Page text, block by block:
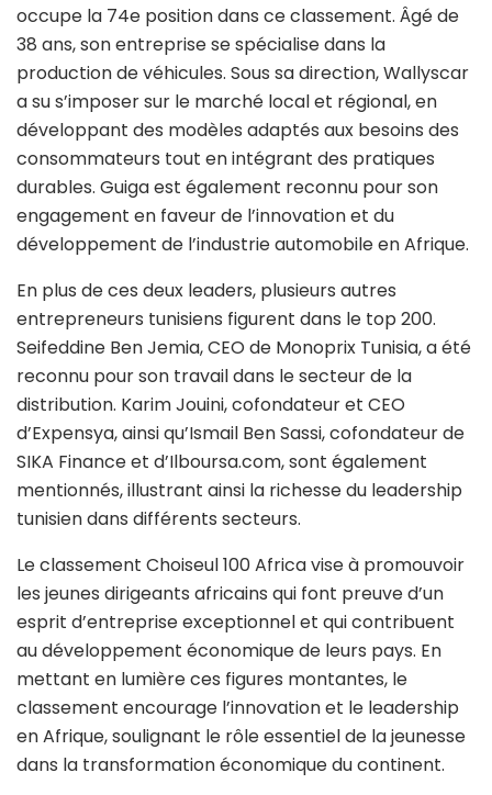
occupe la 74e position dans ce classement. Âgé de
38 ans, son entreprise se spécialise dans la
production de véhicules. Sous sa direction, Wallyscar
a su s’imposer sur le marché local et régional, en
développant des modèles adaptés aux besoins des
consommateurs tout en intégrant des pratiques
durables. Guiga est également reconnu pour son
engagement en faveur de l’innovation et du
développement de l’industrie automobile en Afrique.
En plus de ces deux leaders, plusieurs autres
entrepreneurs tunisiens figurent dans le top 200.
Seifeddine Ben Jemia, CEO de Monoprix Tunisia, a été
reconnu pour son travail dans le secteur de la
distribution. Karim Jouini, cofondateur et CEO
d’Expensya, ainsi qu’Ismail Ben Sassi, cofondateur de
SIKA Finance et d’Ilboursa.com, sont également
mentionnés, illustrant ainsi la richesse du leadership
tunisien dans différents secteurs.
Le classement Choiseul 100 Africa vise à promouvoir
les jeunes dirigeants africains qui font preuve d’un
esprit d’entreprise exceptionnel et qui contribuent
au développement économique de leurs pays. En
mettant en lumière ces figures montantes, le
classement encourage l’innovation et le leadership
en Afrique, soulignant le rôle essentiel de la jeunesse
dans la transformation économique du continent.